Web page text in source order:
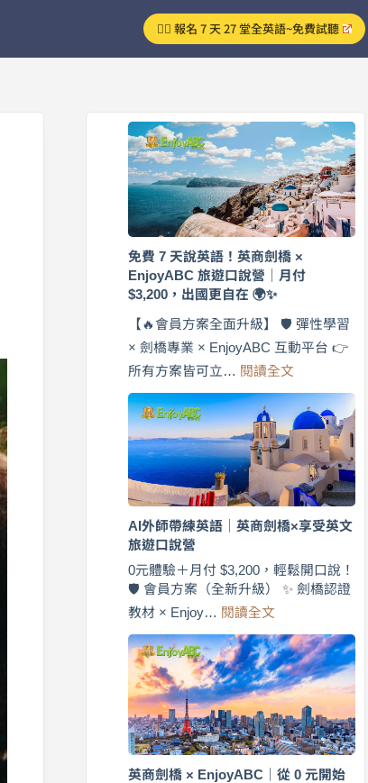
👉🏻 報名 7 天 27 堂全英語~免費試聽
免費 7 天說英語！英商劍橋 ×
EnjoyABC 旅遊口說營｜月付
$3,200，出國更自在 🌍✨
【🔥會員方案全面升級】 🛡️ 彈性學習
× 劍橋專業 × EnjoyABC 互動平台 👉
所有方案皆可立… 閱讀全文
費
7
天
說
英
語！
商
橋
×
EnjoyABC
遊
口
說
營
｜
月
付
$3,200，
AI外師帶練英語｜英商劍橋×享受英文
旅遊口說營
0元體驗＋月付 $3,200，輕鬆開口說！
🛡️ 會員方案（全新升級） ✨ 劍橋認證
教材 × Enjoy… 閱讀全文
外
師
帶
練
英
語
｜
英
英商劍橋 × EnjoyABC｜從 0 元開始